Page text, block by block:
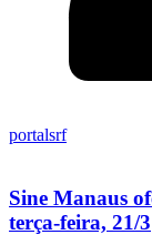
portalsrf
Sine Manaus
terça-feira, 21/3